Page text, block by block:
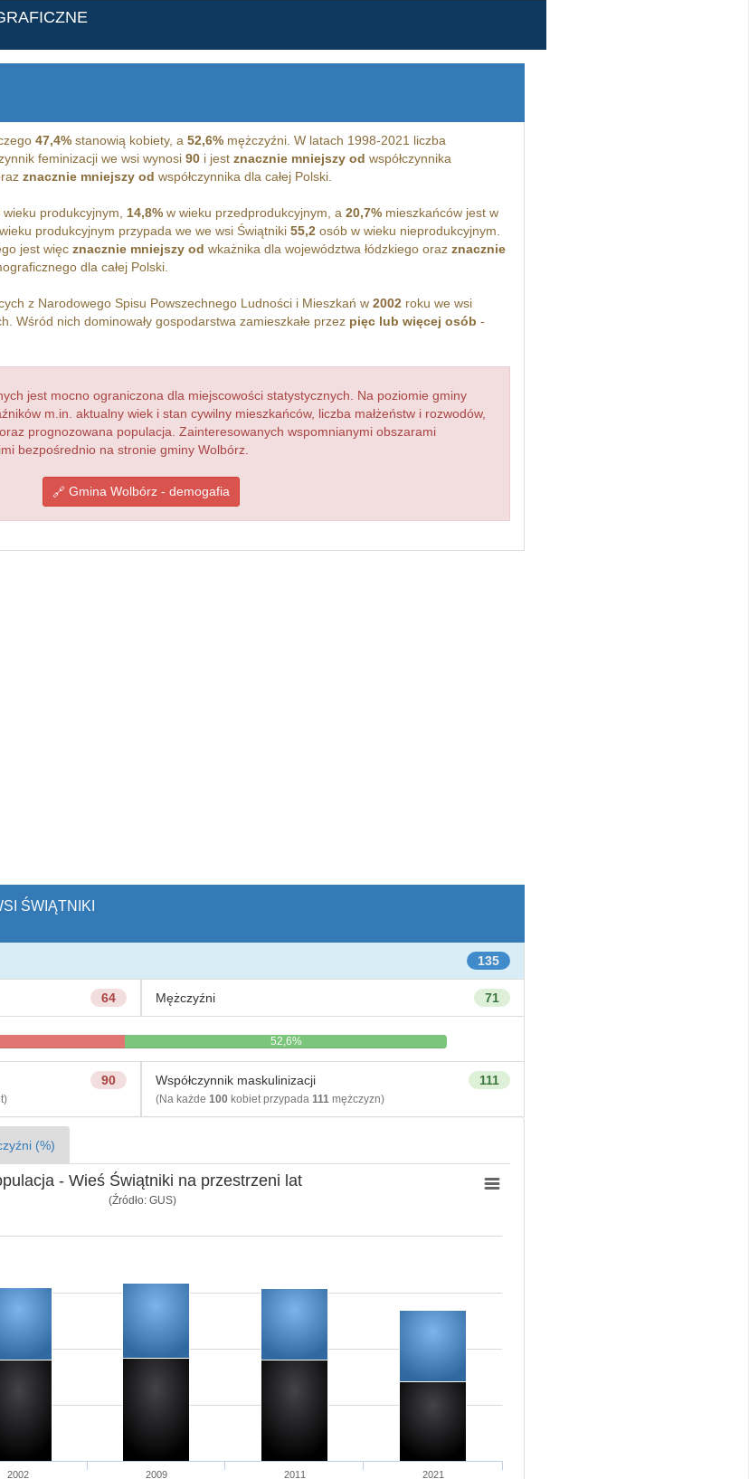
47,4%stanowią kobiety, a 52,6%mężczyźni. W latach 1998-2021 liczba
feminizacji we wsi wynosi 90i jest znacznie mniejszy od współczynnika
znacznie mniejszy od współczynnika dla całej Polski.
produkcyjnym, 14,8%w wieku przedprodukcyjnym, a 20,7%mieszkańców jest w
produkcyjnym przypada we we wsi Świątniki 55,2osób w wieku nieprodukcyjnym.
jest więc znacznie mniejszy od wkażnika dla województwa łódzkiego oraz znacznie
dla całej Polski.
z Narodowego Spisu Powszechnego Ludności i Mieszkań w 2002roku we wsi
Wśród nich dominowały gospodarstwa zamieszkałe przez pięc lub więcej osób -
jest mocno ograniczona dla miejscowości statystycznych. Na poziomie gminy
m.in. aktualny wiek i stan cywilny mieszkańców, liczba małżeństw i rozwodów,
prognozowana populacja. Zainteresowanych wspomnianymi obszarami
bezpośrednio na stronie gminy Wolbórz.
Gmina Wolbórz - demogafia
ŚWIĄTNIKI
135
64 71
Mężczyźni
52,6%
90 111
Współczynnik maskulinizacji
(Na każde 100kobiet przypada 111mężczyzn)
(%)
- Wieś Świątniki na przestrzeni lat
(Źródło: GUS)
2002 2009 2011 2021